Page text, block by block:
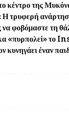
κέντρο της
τρυφερή
να φοβόμαστε τη
«πυρπολεί» το
κυνηγάει έναν